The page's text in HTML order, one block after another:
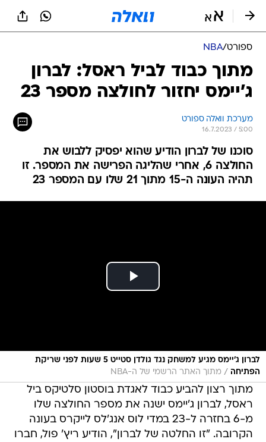
ספורט/
NBA
מתוך כבוד לביל ראסל: לברון
ג'יימס יחזור לחולצה מספר 23
מערכת וואלה ספורט
16.7.2023 / 5:00
סוכנו של לברון הודיע שהוא יפסיק ללבוש את
החולצה 6, אחרי שהליגה הפרישה את המספר. זו
תהיה העונה ה-15 מתוך 21 שלו עם המספר 23
לברון ג'יימס מגיע למשחק נגד גולדן סטייט 5 שעות לפני שריקת
הפתיחה / מתוך האתר הרשמי של ה-NBA
מתוך רצון להביע כבוד לאגדת בוסטון סלטיקס ביל
ראסל, לברון ג'יימס ישנה את מספר החולצה שלו
מ-6 בחזרה ל-23 במדי לוס אנג'לס לייקרס בעונה
הקרובה. "זו החלטה של לברון", הודיע ריץ' פול, חברו